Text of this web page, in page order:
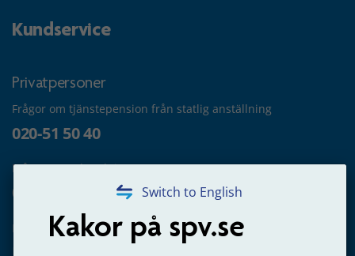
Switch to English
Kakor på spv.se
Kundservice
Privatpersoner
Frågor om tjänstepension från statlig anställning
020-51 50 40
Frågor om utbetalning
020-65 00 65
Kontakta oss